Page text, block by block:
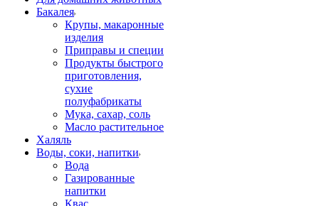
Бакалея
Крупы, макаронные
изделия
Приправы и специи
Продукты быстрого
приготовления,
сухие
полуфабрикаты
Мука, сахар, соль
Масло растительное
Халяль
Воды, соки, напитки
Вода
Газированные
напитки
Квас